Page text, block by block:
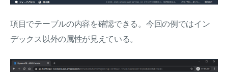
項目でテーブルの内容を確認できる。今回の例ではイン
デックス以外の属性が見えている。